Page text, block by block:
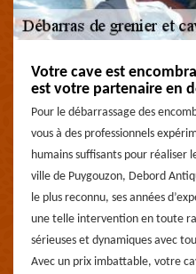
Votre cave est
est votre partenaire en
Pour le débarrassage des
vous à des professionnels
humains suffisants pour réaliser
ville de Puygouzon, Debord
le plus reconnu, ses années
une telle intervention en toute
sérieuses et dynamiques avec
Avec un prix imbattable, votre